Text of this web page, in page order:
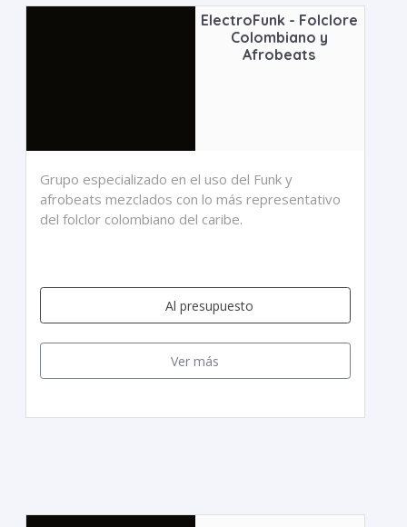
ElectroFunk - Folclore
Colombiano y
Afrobeats
Grupo especializado en el uso del Funk y
afrobeats mezclados con lo más representativo
del folclor colombiano del caribe.
Al presupuesto
Ver más